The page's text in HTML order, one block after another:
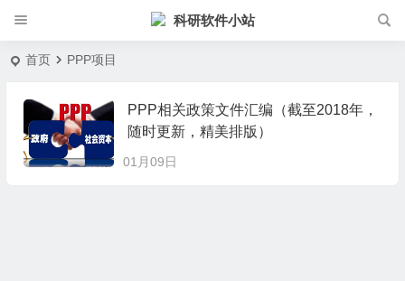
科研软件小站
首页 PPP项目
PPP相关政策文件汇编（截至2018年，
随时更新，精美排版）
01月09日